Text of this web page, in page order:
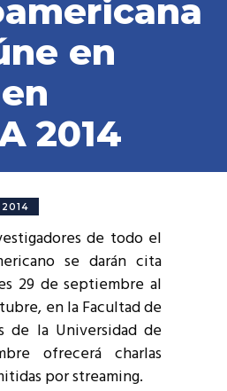
en
2014
2014
de todo el
se darán cita
29 de septiembre al
, en la Facultad de
de la Universidad de
ofrecerá charlas
por streaming.